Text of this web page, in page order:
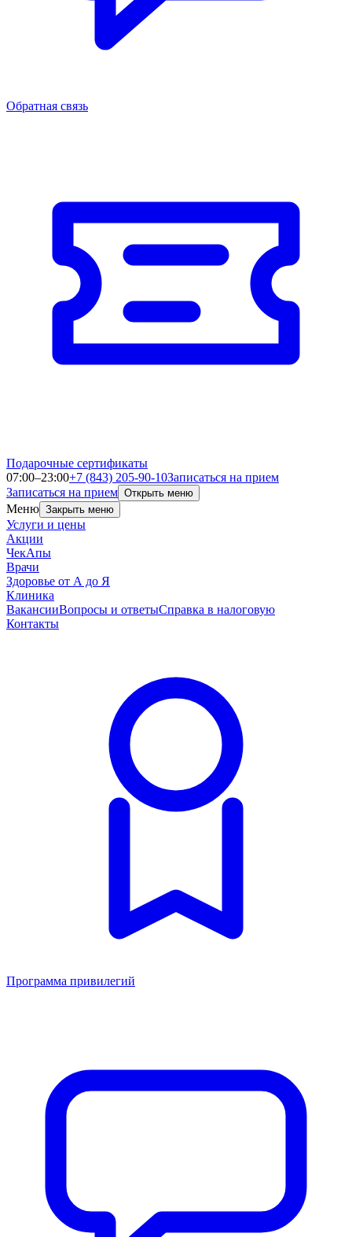
Обратная связь
Подарочные сертификаты
07:00–23:00+7 (843) 205-90-10Записаться на прием
Записаться на прием Открыть меню
Меню Закрыть меню
Услуги и цены
Акции
ЧекАпы
Врачи
Здоровье от А до Я
Клиника
ВакансииВопросы и ответыСправка в налоговую
Контакты
Программа привилегий